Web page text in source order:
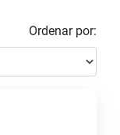
Ordenar por: